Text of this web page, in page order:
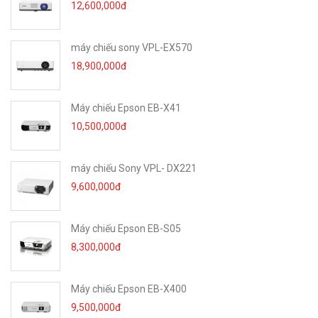
Thông qua giao diện USB plug and play kết nối với máy tính hoặc
video thuận tiện, giảm
chi phí học tập của người dùng.
● Phân tích thông minh
Tích hợp thuật toán phân tích thông minh, lắng nghe vị trí người
nói, tự động định khung người tham gia, tự động theo dõi người nói,
chuyển đổi màn hình loa, để
Hỗ trợ ngõ ra video âm thanh HDMI 2.0 và USB 3.0 đồng thời.
● Cài đặt dễ dàng
Các tùy chọn lắp đặt linh hoạt như mặt bàn, tường và TV / màn
hình hiển thị có sẵn để lắp đặt và triển khai nhanh chóng trong
phòng họp đông người.
THÔNG SỐ KỸ THUẬT:
12,600,000đ
máy chiếu sony VPL-EX570
18,900,000đ
Máy chiếu Epson EB-X41
10,500,000đ
máy chiếu Sony VPL- DX221
9,600,000đ
Máy chiếu Epson EB-S05
8,300,000đ
Máy chiếu Epson EB-X400
9,500,000đ